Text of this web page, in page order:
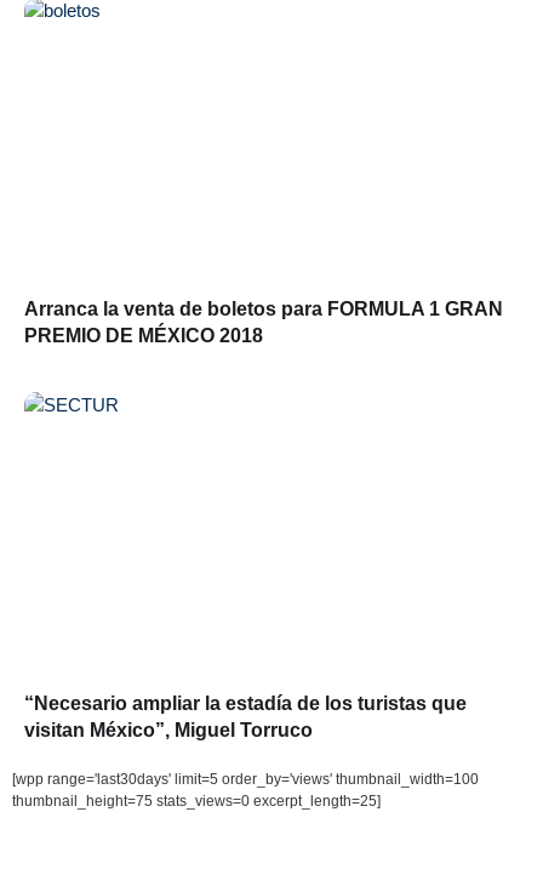
Arranca la venta de boletos para FORMULA 1 GRAN
PREMIO DE MÉXICO 2018
“Necesario ampliar la estadía de los turistas que
visitan México”, Miguel Torruco
[wpp range='last30days' limit=5 order_by='views' thumbnail_width=100
thumbnail_height=75 stats_views=0 excerpt_length=25]